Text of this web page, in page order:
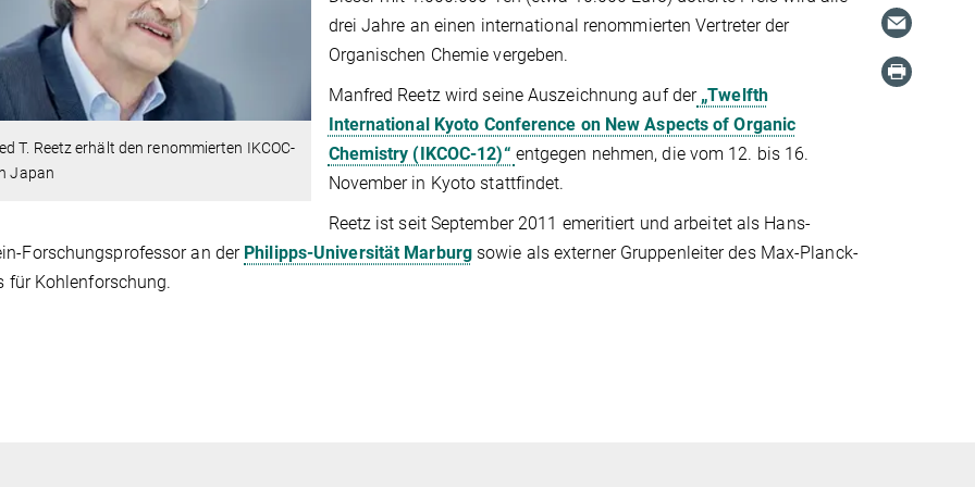
T. Reetz erhält den renommierten IKCOC-
Japan
drei Jahre an einen international renommierten Vertreter der
Organischen Chemie vergeben.
Manfred Reetz wird seine Auszeichnung auf der„Twelfth
International Kyoto Conference on New Aspects of Organic
Chemistry (IKCOC-12)“ entgegen nehmen, die vom 12. bis 16.
November in Kyoto stattfindet.
Reetz ist seit September 2011 emeritiert und arbeitet als Hans-
Forschungsprofessor an der Philipps-Universität Marburg sowie als externer Gruppenleiter des Max-Planck-
für Kohlenforschung.